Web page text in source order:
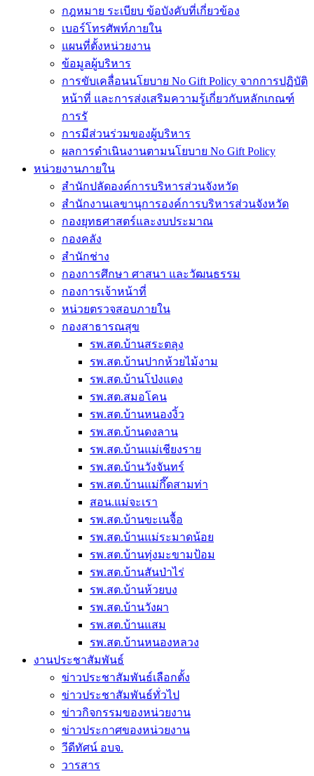
กฎหมาย ระเบียบ ข้อบังคับที่เกี่ยวข้อง
เบอร์โทรศัพท์ภายใน
แผนที่ตั้งหน่วยงาน
ข้อมูลผู้บริหาร
การขับเคลื่อนนโยบาย No Gift Policy จากการปฏิบัติ
หน้าที่ และการส่งเสริมความรู้เกี่ยวกับหลักเกณฑ์
การรั
การมีส่วนร่วมของผู้บริหาร
ผลการดำเนินงานตามนโยบาย No Gift Policy
หน่วยงานภายใน
สำนักปลัดองค์การบริหารส่วนจังหวัด
สำนักงานเลขานุการองค์การบริหารส่วนจังหวัด
กองยุทธศาสตร์และงบประมาณ
กองคลัง
สำนักช่าง
กองการศึกษา ศาสนา และวัฒนธรรม
กองการเจ้าหน้าที่
หน่วยตรวจสอบภายใน
กองสาธารณสุข
รพ.สต.บ้านสระตลุง
รพ.สต.บ้านปากห้วยไม้งาม
รพ.สต.บ้านโป่งแดง
รพ.สต.สมอโคน
รพ.สต.บ้านหนองงิ้ว
รพ.สต.บ้านดงลาน
รพ.สต.บ้านแม่เชียงราย
รพ.สต.บ้านวังจันทร์
รพ.สต.บ้านแม่กึ๊ดสามท่า
สอน.แม่จะเรา
รพ.สต.บ้านขะเนจื้อ
รพ.สต.บ้านแม่ระมาดน้อย
รพ.สต.บ้านทุ่งมะขามป้อม
รพ.สต.บ้านสันป่าไร่
รพ.สต.บ้านห้วยบง
รพ.สต.บ้านวังผา
รพ.สต.บ้านแสม
รพ.สต.บ้านหนองหลวง
งานประชาสัมพันธ์
ข่าวประชาสัมพันธ์เลือกตั้ง
ข่าวประชาสัมพันธ์ทั่วไป
ข่าวกิจกรรมของหน่วยงาน
ข่าวประกาศของหน่วยงาน
วีดีทัศน์ อบจ.
วารสาร